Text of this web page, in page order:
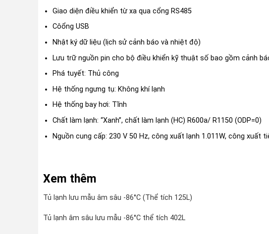
Giao diện điều khiển từ xa qua cổng RS485
Côổng USB
Nhật ký dữ liệu (lịch sử cảnh báo và nhiệt độ)
Lưu trữ nguồn pin cho bộ điều khiển kỹ thuật số bao gồm cảnh
Phá tuyết: Thủ công
Hệ thống ngưng tụ: Không khí lạnh
Hệ thống bay hơi: Tĩnh
Chất làm lạnh: “Xanh”, chất làm lạnh (HC) R600a/ R1150 (ODP=0)
Nguồn cung cấp: 230 V 50 Hz, công xuất lạnh 1.011W, công xuất
Xem thêm
Tủ lạnh lưu mẫu âm sâu -86°C (Thể tích 125L)
Tủ lạnh âm sâu lưu mẫu -86°C thể tích 402L